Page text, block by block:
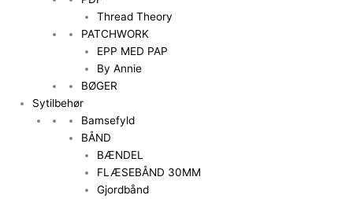
Thread Theory
PATCHWORK
EPP MED PAP
By Annie
BØGER
Sytilbehør
Bamsefyld
BÅND
BÆNDEL
FLÆSEBÅND 30MM
Gjordbånd